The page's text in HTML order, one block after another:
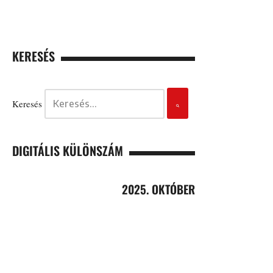
KERESÉS
Keresés
DIGITÁLIS KÜLÖNSZÁM
2025. OKTÓBER